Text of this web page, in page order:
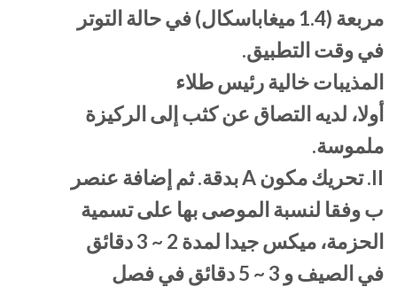
مربعة (1.4 ميغاباسكال) في حالة التوتر
في وقت التطبيق.
المذيبات خالية رئيس طلاء
أولا، لديه التصاق عن كثب إلى الركيزة
ملموسة.
II. تحريك مكون A بدقة. ثم إضافة عنصر
ب وفقا لنسبة الموصى بها على تسمية
الحزمة، ميكس جيدا لمدة 2 ~ 3 دقائق
في الصيف و 3 ~ 5 دقائق في فصل